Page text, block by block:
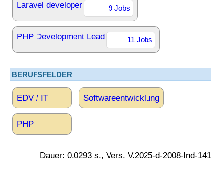
Laravel developer 9 Jobs
PHP Development Lead 11 Jobs
BERUFSFELDER
EDV / IT Softwareentwicklung
PHP
Dauer: 0.0293 s., Vers. V.2025-d-2008-Ind-141